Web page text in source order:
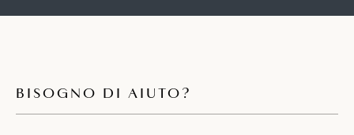
BISOGNO DI AIUTO?